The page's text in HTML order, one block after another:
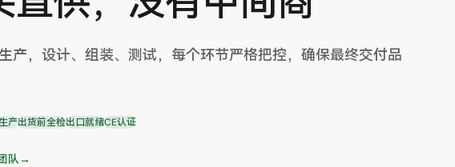
产，设计、组装、测试，每个环节严格把控，确保最终交付品
产出货前全检出口就绪CE认证
队→